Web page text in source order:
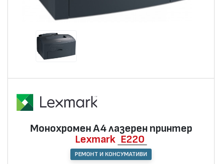
Монохромен А4 лазерен принтер
Lexmark E220
РЕМОНТ И КОНСУМАТИВИ